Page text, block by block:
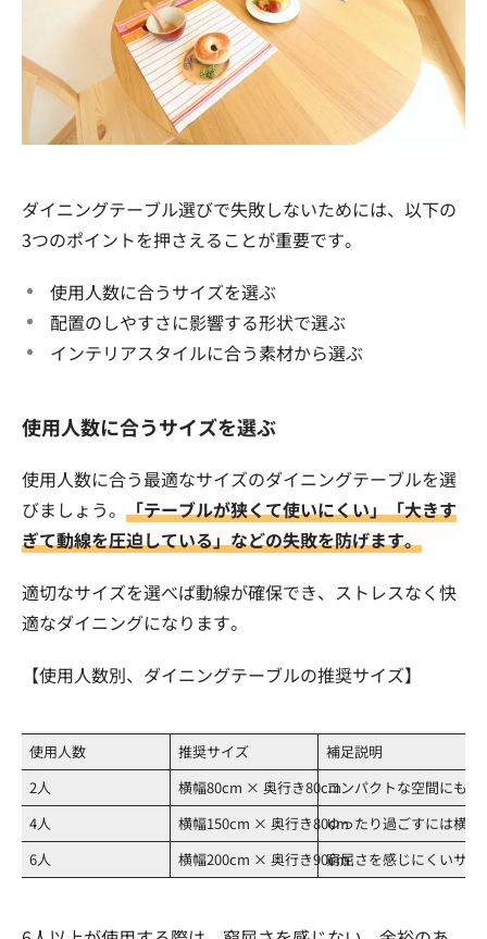
ダイニングテーブル選びで失敗しないためには、以下の
3つのポイントを押さえることが重要です。
使用人数に合うサイズを選ぶ
配置のしやすさに影響する形状で選ぶ
インテリアスタイルに合う素材から選ぶ
使用人数に合うサイズを選ぶ
使用人数に合う最適なサイズのダイニングテーブルを選
びましょう。 「テーブルが狭くて使いにくい」「大きす
ぎて動線を圧迫している」などの失敗を防げます。
適切なサイズを選べば動線が確保でき、ストレスなく快
適なダイニングになります。
【使用人数別、ダイニングテーブルの推奨サイズ】
使用人数 推奨サイズ
補足説明
2人
横幅80cm × 奥行き80cmコンパクトな空間にも
4人
横幅150cm × 奥行き80cmゆったり過ごすには横
6人
横幅200cm × 奥行き90cm窮屈さを感じにくいサイ